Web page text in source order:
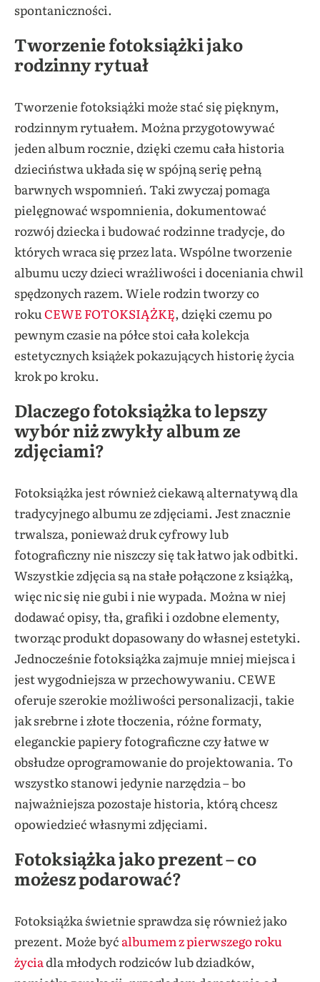
spontaniczności.
Tworzenie fotoksiążki jako
rodzinny rytuał
Tworzenie fotoksiążki może stać się pięknym,
rodzinnym rytuałem. Można przygotowywać
jeden album rocznie, dzięki czemu cała historia
dzieciństwa układa się w spójną serię pełną
barwnych wspomnień. Taki zwyczaj pomaga
pielęgnować wspomnienia, dokumentować
rozwój dziecka i budować rodzinne tradycje, do
których wraca się przez lata. Wspólne tworzenie
albumu uczy dzieci wrażliwości i doceniania chwil
spędzonych razem. Wiele rodzin tworzy co
rokuCEWE FOTOKSIĄŻKĘ, dzięki czemu po
pewnym czasie na półce stoi cała kolekcja
estetycznych książek pokazujących historię życia
krok po kroku.
Dlaczego fotoksiążka to lepszy
wybór niż zwykły album ze
zdjęciami?
Fotoksiążka jest również ciekawą alternatywą dla
tradycyjnego albumu ze zdjęciami. Jest znacznie
trwalsza, ponieważ druk cyfrowy lub
fotograficzny nie niszczy się tak łatwo jak odbitki.
Wszystkie zdjęcia są na stałe połączone z książką,
więc nic się nie gubi i nie wypada. Można w niej
dodawać opisy, tła, grafiki i ozdobne elementy,
tworząc produkt dopasowany do własnej estetyki.
Jednocześnie fotoksiążka zajmuje mniej miejsca i
jest wygodniejsza w przechowywaniu. CEWE
oferuje szerokie możliwości personalizacji, takie
jak srebrne i złote tłoczenia, różne formaty,
eleganckie papiery fotograficzne czy łatwe w
obsłudze oprogramowanie do projektowania. To
wszystko stanowi jedynie narzędzia – bo
najważniejsza pozostaje historia, którą chcesz
opowiedzieć własnymi zdjęciami.
Fotoksiążka jako prezent – co
możesz podarować?
Fotoksiążka świetnie sprawdza się również jako
prezent. Może być albumem z pierwszego roku
życiadla młodych rodziców lub dziadków,